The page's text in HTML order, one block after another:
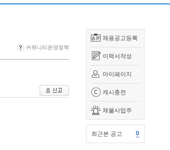
채용공고등록
이력서작성
마이페이지
캐시충전
체불사업주
최근본 공고 0
커뮤니티운영정책